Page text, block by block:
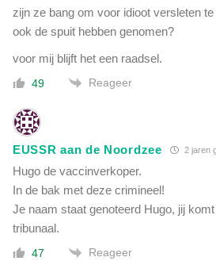
zijn ze bang om voor idioot versleten
ook de spuit hebben genomen?
voor mij blijft het een raadsel.
49 Reageer
EUSSR aan de Noordzee 2 jaren
Hugo de vaccinverkoper.
In de bak met deze crimineel!
Je naam staat genoteerd Hugo, jij
tribunaal.
47 Reageer